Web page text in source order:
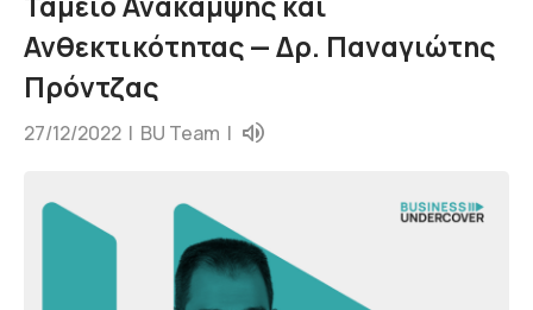
Ανθεκτικότητας — Δρ. Παναγιώτης
Πρόντζας
27/12/2022 | BU Team |